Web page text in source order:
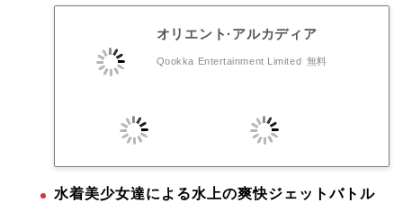
オリエント·アルカディア
Qookka Entertainment Limited 無料
水着美少女達による水上の爽快ジェットバトル